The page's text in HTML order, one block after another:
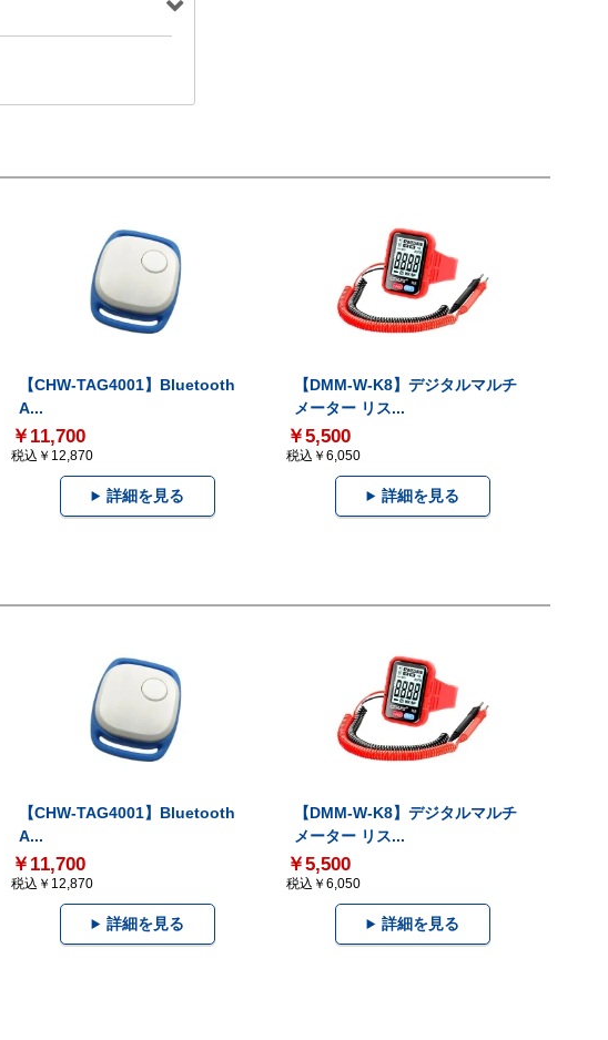
【CHW-TAG4001】Bluetooth
A...
￥11,700
税込￥12,870
詳細を見る
【DMM-W-K8】デジタルマルチ
メーター リス...
￥5,500
税込￥6,050
詳細を見る
【CHW-TAG4001】Bluetooth
A...
￥11,700
税込￥12,870
詳細を見る
【DMM-W-K8】デジタルマルチ
メーター リス...
￥5,500
税込￥6,050
詳細を見る